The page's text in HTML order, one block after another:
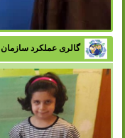
گالری عملکرد سازمان